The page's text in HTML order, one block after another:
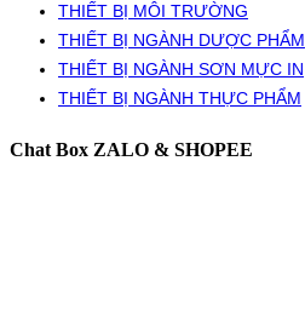
THIẾT BỊ MÔI TRƯỜNG
THIẾT BỊ NGÀNH DƯỢC PHẨM
THIẾT BỊ NGÀNH SƠN MỰC IN
THIẾT BỊ NGÀNH THỰC PHẨM
Chat Box ZALO & SHOPEE